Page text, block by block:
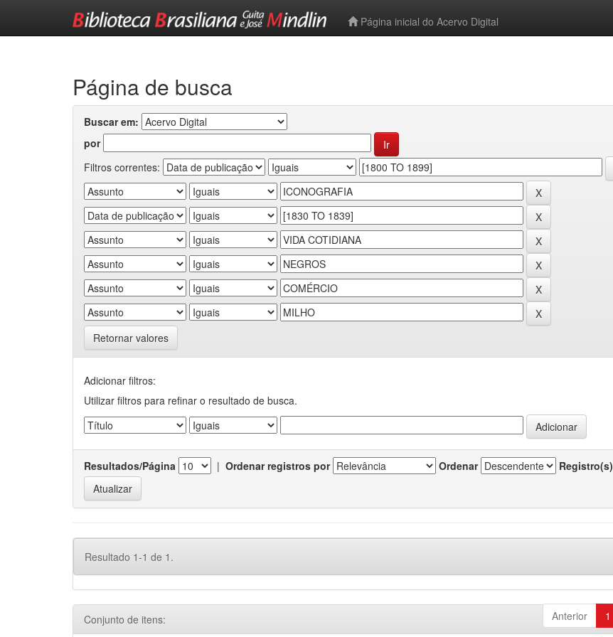
Página inicial do Acervo Digital
Página de busca
Buscar em:
por
Filtros correntes:
Retornar valores
Adicionar filtros:
Utilizar filtros para refinar o resultado de busca.
Resultados/Página | Ordenar registros por Ordenar Registro(s)
Resultado 1-1 de 1.
Anterior 1
Conjunto de itens: